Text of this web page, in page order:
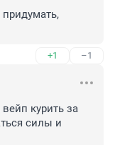
+1 –1
курить за
силы и